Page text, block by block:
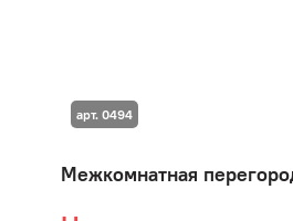
Межкомнатная
арт. 0494